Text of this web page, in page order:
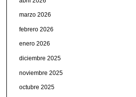
marzo 2026
febrero 2026
enero 2026
diciembre 2025
noviembre 2025
octubre 2025